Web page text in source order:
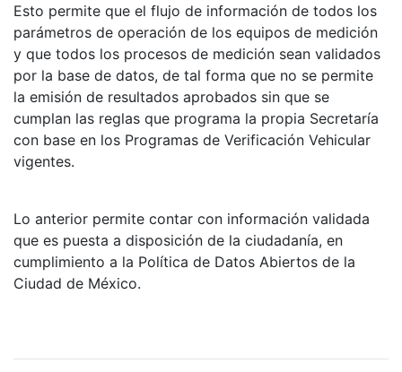
Esto permite que el flujo de información de todos los
parámetros de operación de los equipos de medición
y que todos los procesos de medición sean validados
por la base de datos, de tal forma que no se permite
la emisión de resultados aprobados sin que se
cumplan las reglas que programa la propia Secretaría
con base en los Programas de Verificación Vehicular
vigentes.
Lo anterior permite contar con información validada
que es puesta a disposición de la ciudadanía, en
cumplimiento a la Política de Datos Abiertos de la
Ciudad de México.